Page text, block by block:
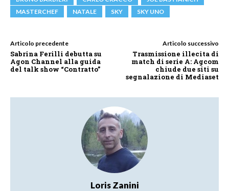
MASTERCHEF
NATALE SKY SKY UNO
Articolo precedente
Sabrina Ferilli debutta su
Agon Channel alla guida
del talk show “Contratto”
Articolo successivo
Trasmissione illecita di
match di serie A: Agcom
chiude due siti su
segnalazione di Mediaset
Loris Zanini